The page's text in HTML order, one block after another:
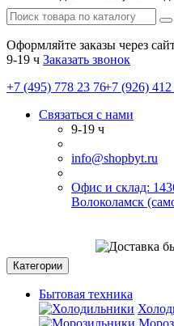
Оформляйте заказы через
9-19 ч Заказать звонок
+7 (495) 778 23 76+7 (926)
Связаться с нами
9-19 ч
info@shopbyt.ru
Офис и склад:
Волоколамск
Категории
Бытовая техника